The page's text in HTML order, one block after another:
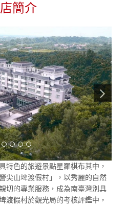
簡介
特色的旅遊景點星羅棋布其中，
尖山埤渡假村」，以秀麗的自然
切的專業服務，成為南臺灣別具
渡假村於觀光局的考核評鑑中，